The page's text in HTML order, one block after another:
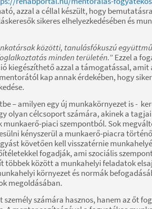
azzal a céllal készült, hogy
sikeres elhelyezkedésében és
közötti, tanulásfókuszú
minden területén.” Ezzel a
kiegészíthető azzal a támogatással,
kap annak érdekében, hogy
– amilyen egy új munkakörnyezet is -
olyan célcsoport számára, akinek a
piaci szempontból. Sok
kényszerül a munkaerő-piacra
követően kell visszatérnie
fogadják, ami szociális
többek között a munkahelyi feladatok
környezet és normák
megoldásában.
számára hasznos, hanem az őt